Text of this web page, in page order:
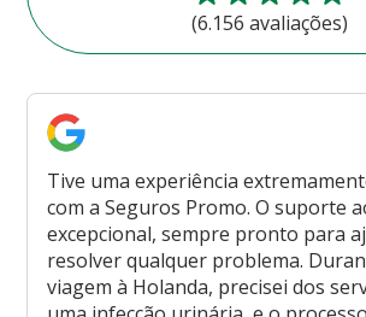
(6.156 avaliações)
Tive uma experiência
com a Seguros Promo. O suporte
excepcional, sempre pronto para
resolver qualquer problema.
viagem à Holanda, precisei dos